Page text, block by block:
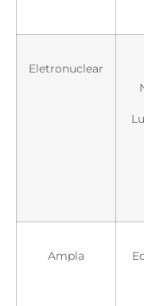
Eletronuclear
Ampla